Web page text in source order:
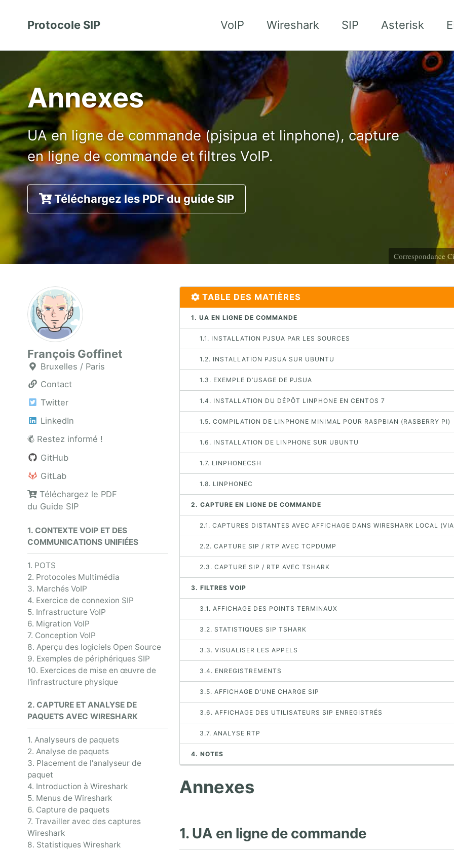
Protocole SIP VoIP Wireshark SIP Asterisk
Annexes
UA en ligne de commande (pjsipua et linphone), capture
en ligne de commande et filtres VoIP.
Téléchargez les PDF du guide SIP
Correspondance
François Goffinet
Bruxelles / Paris
Contact
Twitter
LinkedIn
Restez informé !
GitHub
GitLab
Téléchargez le PDF
du Guide SIP
1. CONTEXTE VOIP ET DES
COMMUNICATIONS UNIFIÉES
1. POTS
2. Protocoles Multimédia
3. Marchés VoIP
4. Exercice de connexion SIP
5. Infrastructure VoIP
6. Migration VoIP
7. Conception VoIP
8. Aperçu des logiciels Open Source
9. Exemples de périphériques SIP
10. Exercices de mise en œuvre de
l'infrastructure physique
2. CAPTURE ET ANALYSE DE
PAQUETS AVEC WIRESHARK
1. Analyseurs de paquets
2. Analyse de paquets
3. Placement de l'analyseur de
paquet
4. Introduction à Wireshark
5. Menus de Wireshark
6. Capture de paquets
7. Travailler avec des captures
Wireshark
8. Statistiques Wireshark
TABLE DES MATIÈRES
1. UA EN LIGNE DE COMMANDE
1.1. INSTALLATION PJSUA PAR LES SOURCES
1.2. INSTALLATION PJSUA SUR UBUNTU
1.3. EXEMPLE D’USAGE DE PJSUA
1.4. INSTALLATION DU DÉPÔT LINPHONE EN CENTOS 7
1.5. COMPILATION DE LINPHONE MINIMAL POUR RASPBIAN (RASBERRY PI)
1.6. INSTALLATION DE LINPHONE SUR UBUNTU
1.7. LINPHONECSH
1.8. LINPHONEC
2. CAPTURE EN LIGNE DE COMMANDE
2.1. CAPTURES DISTANTES AVEC AFFICHAGE DANS WIRESHARK LOCAL
2.2. CAPTURE SIP / RTP AVEC TCPDUMP
2.3. CAPTURE SIP / RTP AVEC TSHARK
3. FILTRES VOIP
3.1. AFFICHAGE DES POINTS TERMINAUX
3.2. STATISTIQUES SIP TSHARK
3.3. VISUALISER LES APPELS
3.4. ENREGISTREMENTS
3.5. AFFICHAGE D’UNE CHARGE SIP
3.6. AFFICHAGE DES UTILISATEURS SIP ENREGISTRÉS
3.7. ANALYSE RTP
4. NOTES
Annexes
1. UA en ligne de commande